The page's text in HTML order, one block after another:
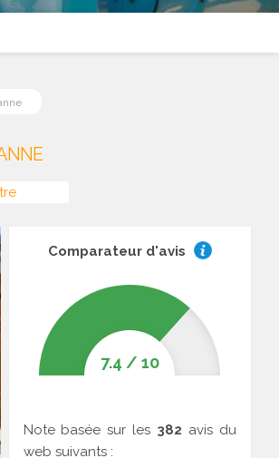
Comparateur d'avis
7.4 / 10
Note basée sur les 382 avis du
web suivants :